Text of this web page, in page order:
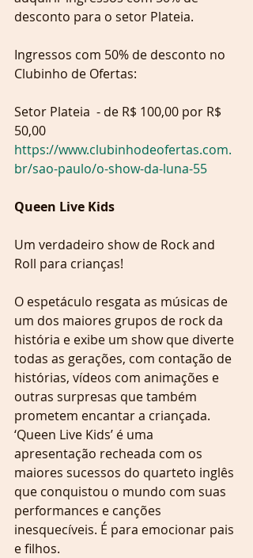
desconto para o setor Plateia.
Ingressos com 50% de desconto no
Clubinho de Ofertas:
Setor Plateia  - de R$ 100,00 por R$
50,00
https://www.clubinhodeofertas.com.
br/sao-paulo/o-show-da-luna-55
Queen Live Kids
Um verdadeiro show de Rock and
Roll para crianças!
O espetáculo resgata as músicas de
um dos maiores grupos de rock da
história e exibe um show que diverte
todas as gerações, com contação de
histórias, vídeos com animações e
outras surpresas que também
prometem encantar a criançada.
‘Queen Live Kids’ é uma
apresentação recheada com os
maiores sucessos do quarteto inglês
que conquistou o mundo com suas
performances e canções
inesquecíveis. É para emocionar pais
e filhos.